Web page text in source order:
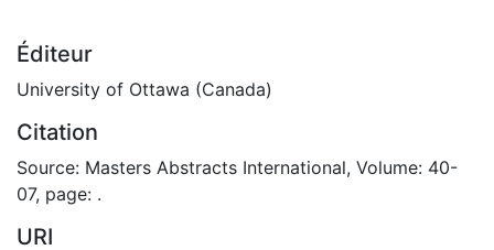
Éditeur
University of Ottawa (Canada)
Citation
Source: Masters Abstracts International, Volume: 40-
07, page: .
URI